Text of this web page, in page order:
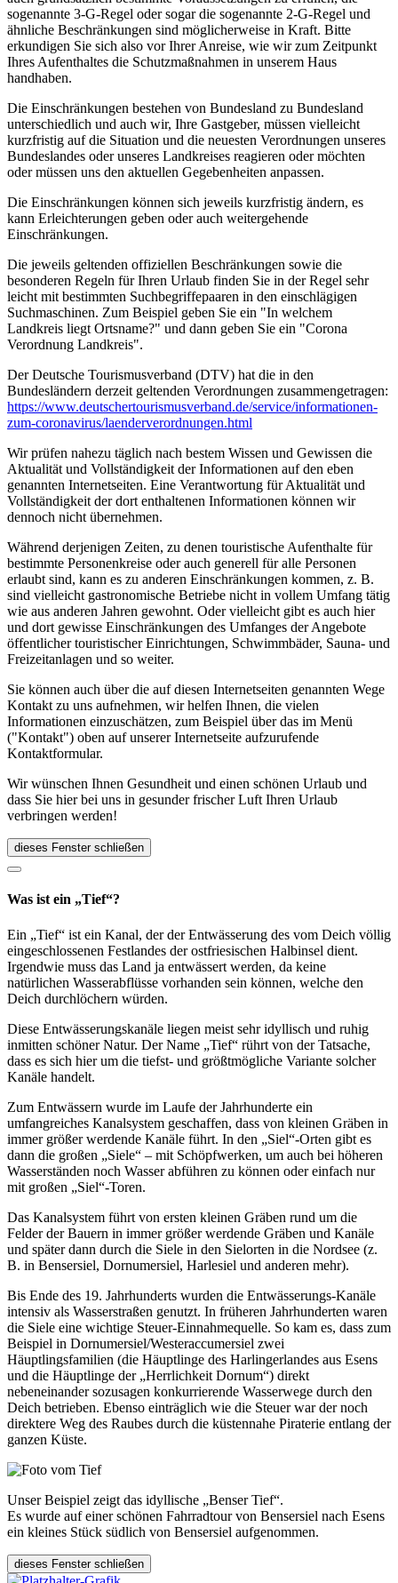
sogenannte 3-G-Regel oder sogar die sogenannte 2-G-Regel und
ähnliche Beschränkungen sind möglicherweise in Kraft. Bitte
erkundigen Sie sich also vor Ihrer Anreise, wie wir zum Zeitpunkt
Ihres Aufenthaltes die Schutzmaßnahmen in unserem Haus
handhaben.
Die Einschränkungen bestehen von Bundesland zu Bundesland
unterschiedlich und auch wir, Ihre Gastgeber, müssen vielleicht
kurzfristig auf die Situation und die neuesten Verordnungen unseres
Bundeslandes oder unseres Landkreises reagieren oder möchten
oder müssen uns den aktuellen Gegebenheiten anpassen.
Die Einschränkungen können sich jeweils kurzfristig ändern, es
kann Erleichterungen geben oder auch weitergehende
Einschränkungen.
Die jeweils geltenden offiziellen Beschränkungen sowie die
besonderen Regeln für Ihren Urlaub finden Sie in der Regel sehr
leicht mit bestimmten Suchbegriffepaaren in den einschlägigen
Suchmaschinen. Zum Beispiel geben Sie ein "In welchem
Landkreis liegt Ortsname?" und dann geben Sie ein "Corona
Verordnung Landkreis".
Der Deutsche Tourismusverband (DTV) hat die in den
Bundesländern derzeit geltenden Verordnungen zusammengetragen:
https://www.deutscher­tourismusverband.de/­service/­informationen-
zum-coronavirus/­laenderverordnungen.html
Wir prüfen nahezu täglich nach bestem Wissen und Gewissen die
Aktualität und Vollständigkeit der Informationen auf den eben
genannten Internetseiten. Eine Verantwortung für Aktualität und
Vollständigkeit der dort enthaltenen Informationen können wir
dennoch nicht übernehmen.
Während derjenigen Zeiten, zu denen touristische Aufenthalte für
bestimmte Personenkreise oder auch generell für alle Personen
erlaubt sind, kann es zu anderen Einschränkungen kommen, z. B.
sind vielleicht gastronomische Betriebe nicht in vollem Umfang tätig
wie aus anderen Jahren gewohnt. Oder vielleicht gibt es auch hier
und dort gewisse Einschränkungen des Umfanges der Angebote
öffentlicher touristischer Einrichtungen, Schwimmbäder, Sauna- und
Freizeitanlagen und so weiter.
Sie können auch über die auf diesen Internetseiten genannten Wege
Kontakt zu uns aufnehmen, wir helfen Ihnen, die vielen
Informationen einzuschätzen, zum Beispiel über das im Menü
("Kontakt") oben auf unserer Internetseite aufzurufende
Kontaktformular.
Wir wünschen Ihnen Gesundheit und einen schönen Urlaub und
dass Sie hier bei uns in gesunder frischer Luft Ihren Urlaub
verbringen werden!
dieses Fenster schließen
Was ist ein „Tief“?
Ein „Tief“ ist ein Kanal, der der Entwässerung des vom Deich völlig
eingeschlossenen Festlandes der ostfriesischen Halbinsel dient.
Irgendwie muss das Land ja entwässert werden, da keine
natürlichen Wasserabflüsse vorhanden sein können, welche den
Deich durchlöchern würden.
Diese Entwässerungskanäle liegen meist sehr idyllisch und ruhig
inmitten schöner Natur. Der Name „Tief“ rührt von der Tatsache,
dass es sich hier um die tiefst- und größtmögliche Variante solcher
Kanäle handelt.
Zum Entwässern wurde im Laufe der Jahrhunderte ein
umfangreiches Kanalsystem geschaffen, dass von kleinen Gräben in
immer größer werdende Kanäle führt. In den „Siel“-Orten gibt es
dann die großen „Siele“ – mit Schöpfwerken, um auch bei höheren
Wasserständen noch Wasser abführen zu können oder einfach nur
mit großen „Siel“-Toren.
Das Kanalsystem führt von ersten kleinen Gräben rund um die
Felder der Bauern in immer größer werdende Gräben und Kanäle
und später dann durch die Siele in den Sielorten in die Nordsee (z.
B. in Bensersiel, Dornumersiel, Harlesiel und anderen mehr).
Bis Ende des 19. Jahrhunderts wurden die Entwässerungs-Kanäle
intensiv als Wasserstraßen genutzt. In früheren Jahrhunderten waren
die Siele eine wichtige Steuer-Einnahmequelle. So kam es, dass zum
Beispiel in Dornumersiel/Westeraccumersiel zwei
Häuptlingsfamilien (die Häuptlinge des Harlingerlandes aus Esens
und die Häuptlinge der „Herrlichkeit Dornum“) direkt
nebeneinander sozusagen konkurrierende Wasserwege durch den
Deich betrieben. Ebenso einträglich wie die Steuer war der noch
direktere Weg des Raubes durch die küstennahe Piraterie entlang der
ganzen Küste.
Unser Beispiel zeigt das idyllische „Benser Tief“.
Es wurde auf einer schönen Fahrradtour von Bensersiel nach Esens
ein kleines Stück südlich von Bensersiel aufgenommen.
dieses Fenster schließen